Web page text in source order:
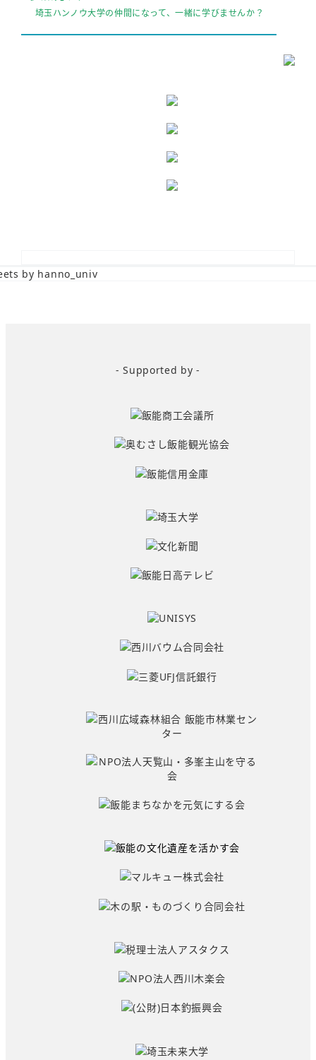
埼玉ハンノウ大学の仲間になって、一緒に学びませんか？
by hanno_univ
- Supported by -